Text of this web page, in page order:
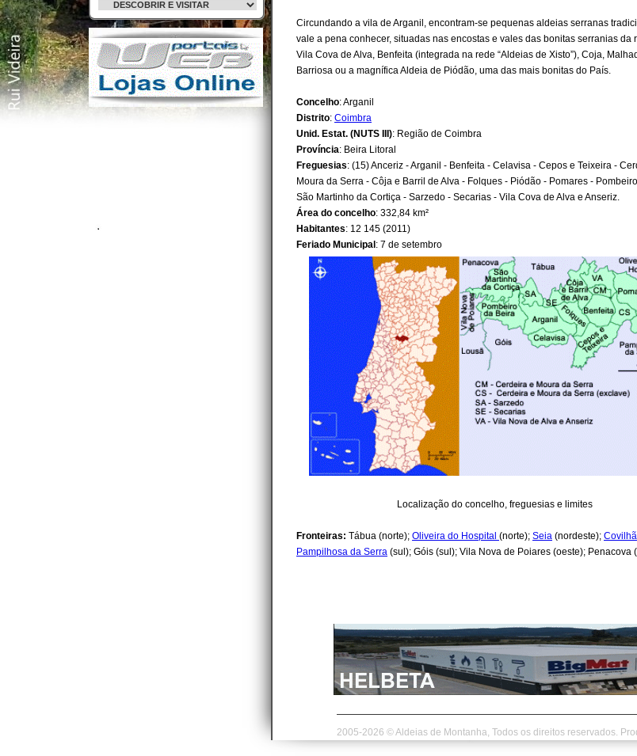
Circundando a vila de Arganil, encontram-se pequenas aldeias serranas
vale a pena conhecer, situadas nas encostas e vales das bonitas serranias da
Vila Cova de Alva, Benfeita (integrada na rede “Aldeias de Xisto”), Coja,
Barriosa ou a magnífica Aldeia de Piódão, uma das mais bonitas do País.
Concelho: Arganil
Distrito: Coimbra
Unid. Estat. (NUTS III): Região de Coimbra
Província: Beira Litoral
Freguesias: (15) Anceriz - Arganil - Benfeita - Celavisa - Cepos e Teixeira -
Moura da Serra - Côja e Barril de Alva - Folques - Piódão - Pomares -
São Martinho da Cortiça - Sarzedo - Secarias - Vila Cova de Alva e Anseriz.
Área do concelho: 332,84 km²
Habitantes: 12 145 (2011)
Feriado Municipal: 7 de setembro
Localização do concelho, freguesias e limites
Fronteiras: Tábua (norte); Oliveira do Hospital (norte); Seia (nordeste); Covilhã
Pampilhosa da Serra (sul); Góis (sul); Vila Nova de Poiares (oeste); Penacova
2005-2026 © Aldeias de Montanha, Todos os direitos reservados.